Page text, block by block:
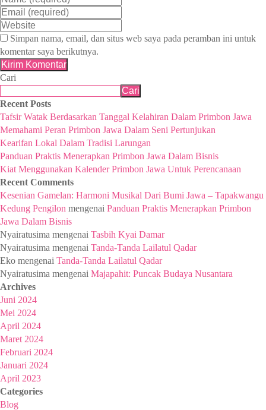
Simpan nama, email, dan situs web saya pada peramban ini untuk
komentar saya berikutnya.
Cari
Cari
Recent Posts
Tafsir Watak Berdasarkan Tanggal Kelahiran Dalam Primbon Jawa
Memahami Peran Primbon Jawa Dalam Seni Pertunjukan
Kearifan Lokal Dalam Tradisi Larungan
Panduan Praktis Menerapkan Primbon Jawa Dalam Bisnis
Kiat Menggunakan Kalender Primbon Jawa Untuk Perencanaan
Recent Comments
Kesenian Gamelan: Harmoni Musikal Dari Bumi Jawa – Tapakwangu
Kedung Pengilon mengenai Panduan Praktis Menerapkan Primbon
Jawa Dalam Bisnis
Nyairatusima mengenai Tasbih Kyai Damar
Nyairatusima mengenai Tanda-Tanda Lailatul Qadar
Eko mengenai Tanda-Tanda Lailatul Qadar
Nyairatusima mengenai Majapahit: Puncak Budaya Nusantara
Archives
Juni 2024
Mei 2024
April 2024
Maret 2024
Februari 2024
Januari 2024
April 2023
Categories
Blog